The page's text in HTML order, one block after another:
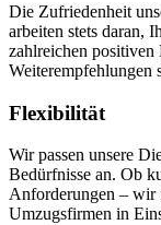
Die Zufriedenheit
arbeiten stets daran,
zahlreichen
Weiterempfehlungen
Flexibilität
Wir passen unsere
Bedürfnisse an. Ob
Anforderungen – wir
Umzugsfirmen in